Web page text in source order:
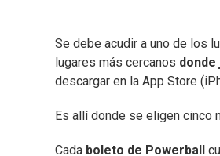
Se debe acudir a uno de los
lugares más cercanos donde
descargar en la App Store
Es allí donde se eligen cinco
Cada boleto de Powerball